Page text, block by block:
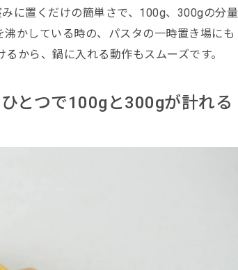
に置くだけの簡単さで、100g、300gの分量
かしている時の、パスタの一時置き場にも
から、鍋に入れる動作もスムーズです。
とつで100gと300gが計れる